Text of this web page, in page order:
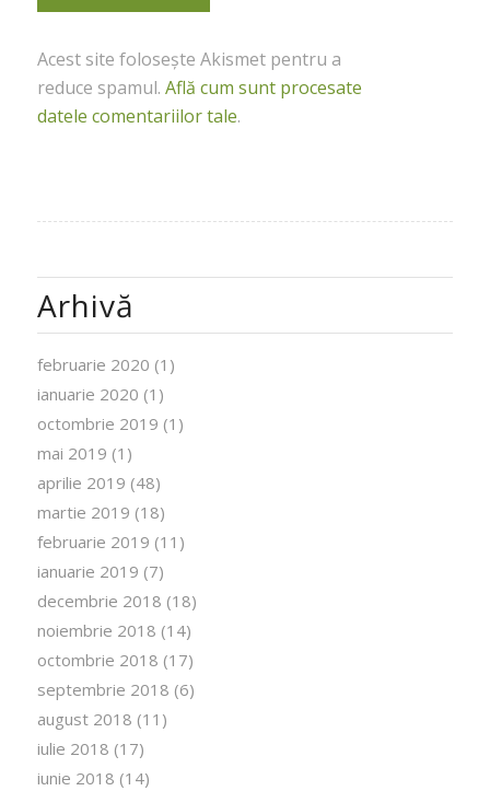
Acest site folosește Akismet pentru a
reduce spamul. Află cum sunt procesate
datele comentariilor tale.
Arhivă
februarie 2020 (1)
ianuarie 2020 (1)
octombrie 2019 (1)
mai 2019 (1)
aprilie 2019 (48)
martie 2019 (18)
februarie 2019 (11)
ianuarie 2019 (7)
decembrie 2018 (18)
noiembrie 2018 (14)
octombrie 2018 (17)
septembrie 2018 (6)
august 2018 (11)
iulie 2018 (17)
iunie 2018 (14)